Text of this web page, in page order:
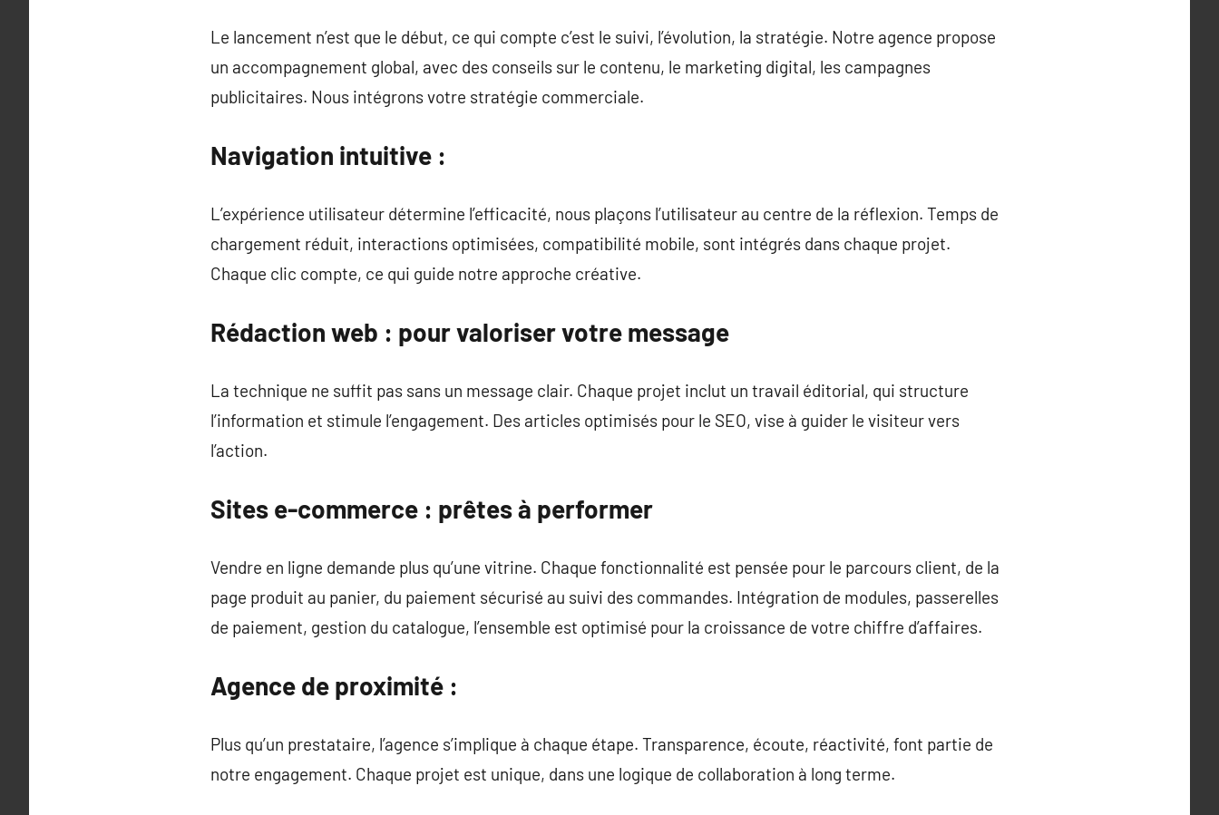
Le lancement n’est que le début, ce qui compte c’est le suivi, l’évolution, la stratégie. Notre agence propose
un accompagnement global, avec des conseils sur le contenu, le marketing digital, les campagnes
publicitaires. Nous intégrons votre stratégie commerciale.
Navigation intuitive :
L’expérience utilisateur détermine l’efficacité, nous plaçons l’utilisateur au centre de la réflexion. Temps de
chargement réduit, interactions optimisées, compatibilité mobile, sont intégrés dans chaque projet.
Chaque clic compte, ce qui guide notre approche créative.
Rédaction web : pour valoriser votre message
La technique ne suffit pas sans un message clair. Chaque projet inclut un travail éditorial, qui structure
l’information et stimule l’engagement. Des articles optimisés pour le SEO, vise à guider le visiteur vers
l’action.
Sites e-commerce : prêtes à performer
Vendre en ligne demande plus qu’une vitrine. Chaque fonctionnalité est pensée pour le parcours client, de la
page produit au panier, du paiement sécurisé au suivi des commandes. Intégration de modules, passerelles
de paiement, gestion du catalogue, l’ensemble est optimisé pour la croissance de votre chiffre d’affaires.
Agence de proximité :
Plus qu’un prestataire, l’agence s’implique à chaque étape. Transparence, écoute, réactivité, font partie de
notre engagement. Chaque projet est unique, dans une logique de collaboration à long terme.